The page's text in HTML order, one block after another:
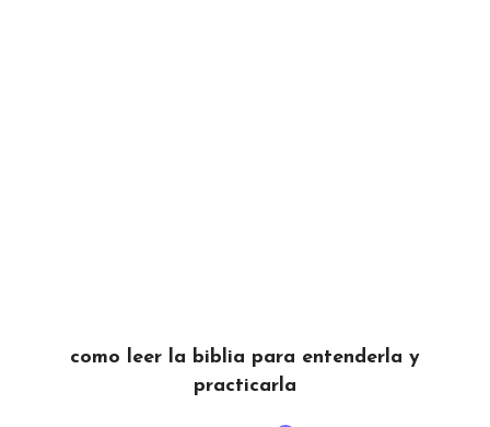
como leer la biblia para entenderla y
practicarla